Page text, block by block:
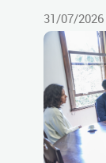
31/07/2026